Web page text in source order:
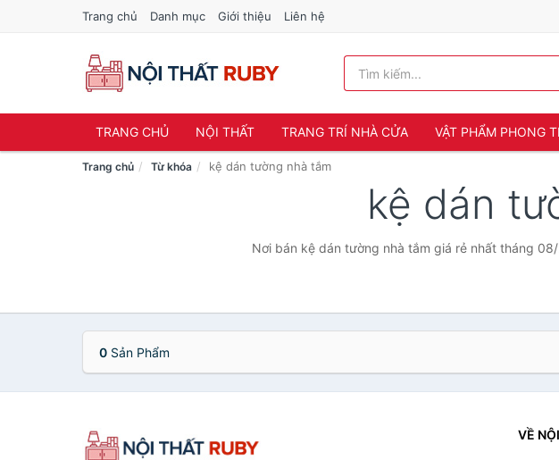
Trang chủ Danh mục Giới thiệu Liên hệ
TRANG CHỦ NỘI THẤT TRANG TRÍ NHÀ CỬA VẬT PHẨM PHONG
Trang chủ Từ khóa kệ dán tường nhà tắm
kệ dán
Nơi bán kệ dán tường nhà tắm giá rẻ nhất tháng
0 Sản Phẩm
VỀ